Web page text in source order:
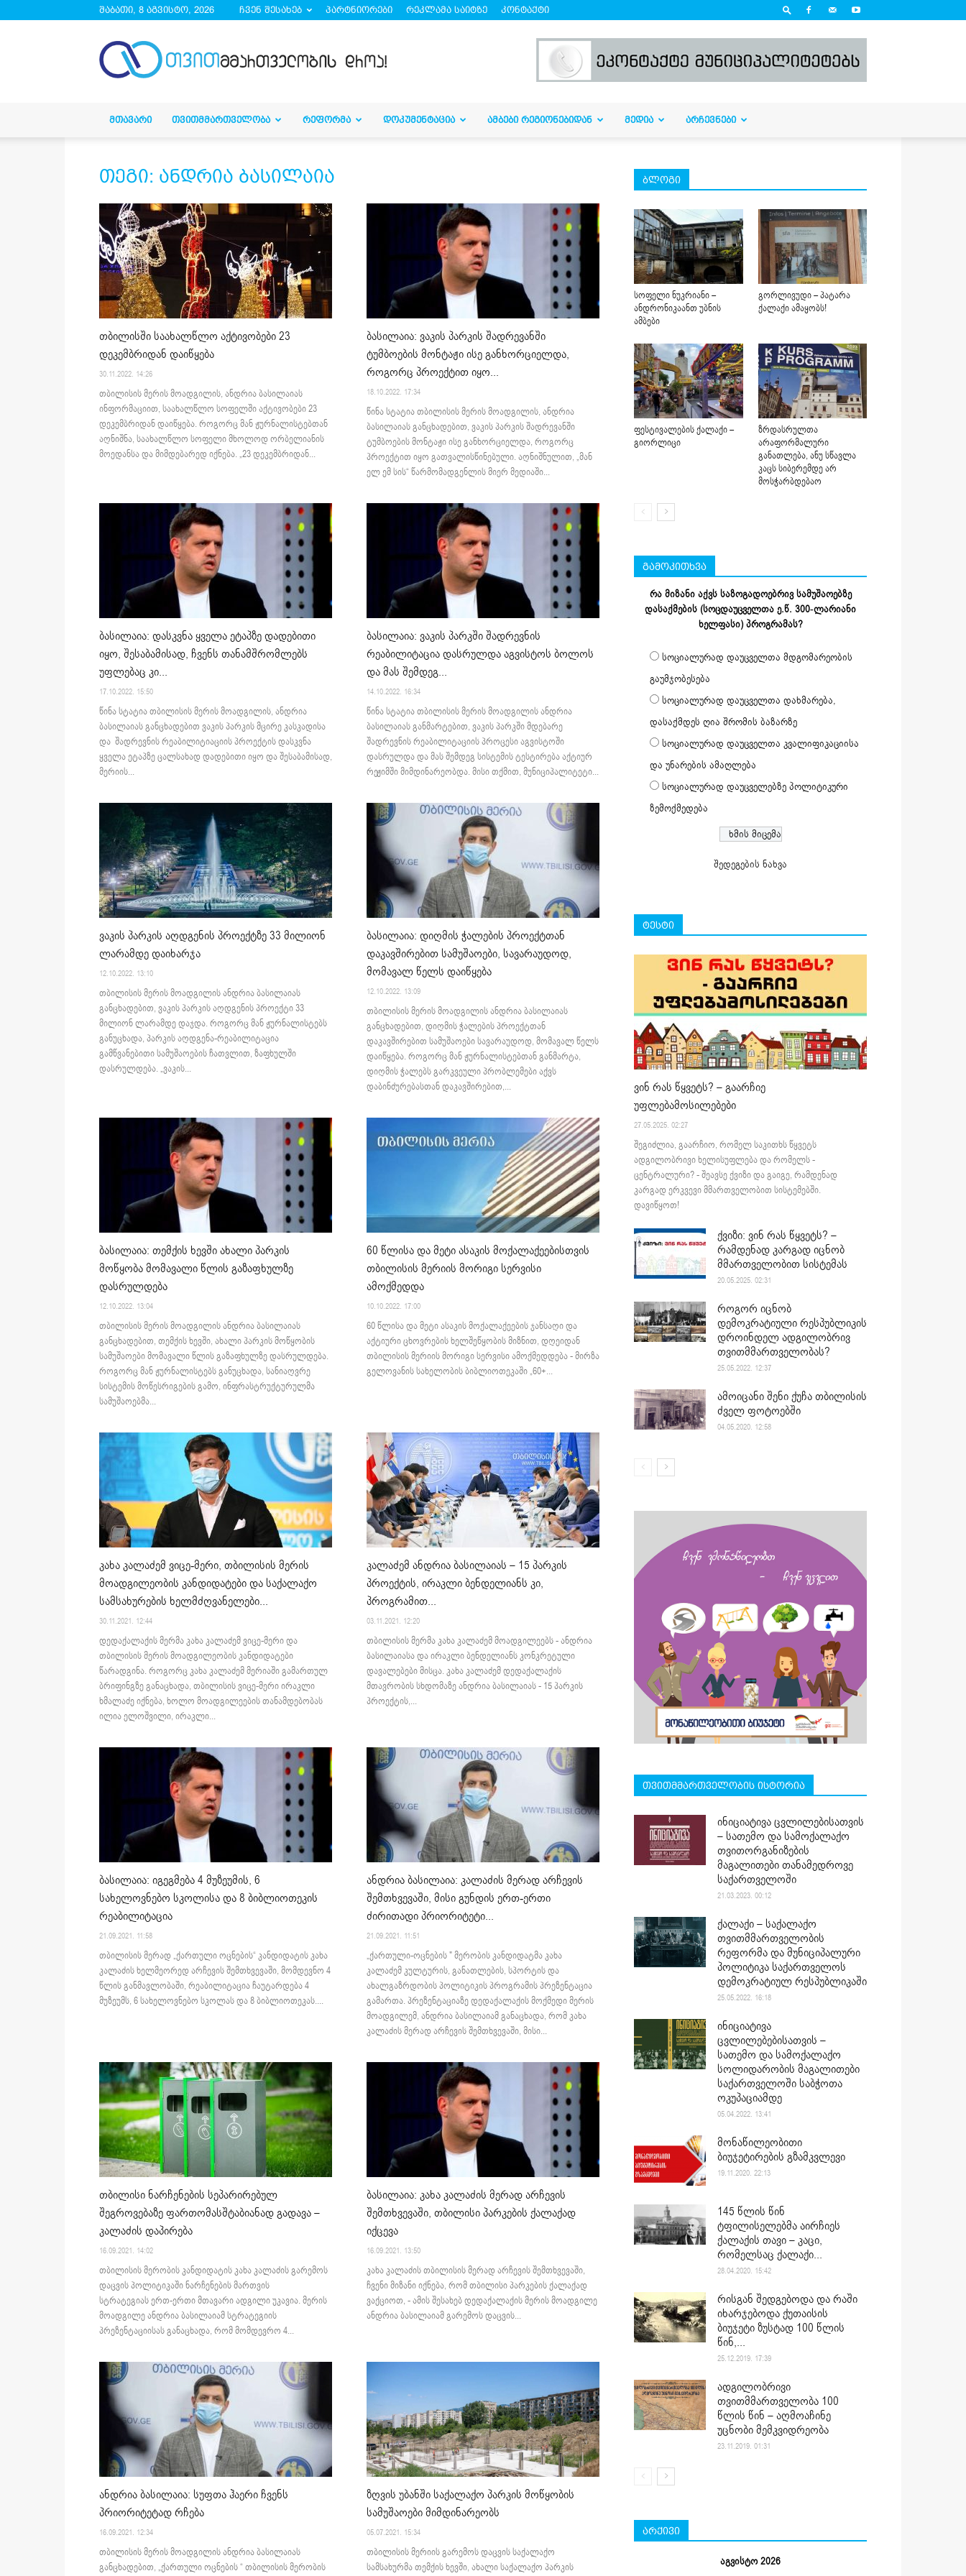
შაბათი, 8 აგვისტო, 2026 ჩვენ შესახებ პარტნიორები რეკლამა საიტზე კონტაქტი
ᲛᲗᲐᲕᲐᲠᲘ ᲗᲕᲘᲗᲛᲛᲐᲠᲗᲕᲔᲚᲝᲑᲐ ᲠᲔᲤᲝᲠᲛᲐ ᲓᲝᲙᲣᲛᲔᲜᲢᲐᲪᲘᲐ ᲐᲛᲑᲔᲑᲘ ᲠᲔᲒᲘᲝᲜᲔᲑᲘᲓᲐᲜ ᲛᲔᲓᲘᲐ ᲐᲠᲩᲔᲕᲜᲔᲑᲘ
თეგი: ანდრია ბასილაია
თბილისში საახალწლო აქტივობები 23
დეკემბრიდან დაიწყება
30.11.2022. 14:26
თბილისის მერის მოადგილის, ანდრია ბასილაიას
ინფორმაციით, საახალწლო სოფელში აქტივობები 23
დეკემბრიდან დაიწყება. როგორც მან ჟურნალისტებთან
აღნიშნა, საახალწლო სოფელი მხოლოდ ორბელიანის
მოედანსა და მიმდებარედ იქნება. „23 დეკემბრიდან...
ბასილაია: ვაკის პარკის შადრევანში
ტუმბოების მონტაჟი ისე განხორციელდა,
როგორც პროექტით იყო...
18.10.2022. 17:34
წინა სტატია თბილისის მერის მოადგილის, ანდრია
ბასილაიას განცხადებით, ვაკის პარკის შადრევანში
ტუმბოების მონტაჟი ისე განხორციელდა, როგორც
პროექტით იყო გათვალისწინებული. აღნიშნულით, „მან
ელ ემ სის“ წარმომადგენლის მიერ მედიაში...
ბასილაია: დასკვნა ყველა ეტაპზე დადებითი
იყო, შესაბამისად, ჩვენს თანამშრომლებს
უფლებაც კი...
17.10.2022. 15:50
წინა სტატია თბილისის მერის მოადგილის, ანდრია
ბასილაიას განცხადებით ვაკის პარკის მცირე კასკადისა
და შადრევნის რეაბილიტიაციის პროექტის დასკვნა
ყველა ეტაპზე ცალსახად დადებითი იყო და შესაბამისად,
მერიის...
ბასილაია: ვაკის პარკში შადრევნის
რეაბილიტაცია დასრულდა აგვისტოს ბოლოს
და მას შემდეგ...
14.10.2022. 16:34
წინა სტატია თბილისის მერის მოადგილის ანდრია
ბასილაიას განმარტებით, ვაკის პარკში მდებარე
შადრევნის რეაბილიტაციის პროცესი აგვისტოში
დასრულდა და მას შემდეგ სისტემის ტესტირება აქტიურ
რეჟიმში მიმდინარეობდა. მისი თქმით, მუნიციპალიტეტი...
ვაკის პარკის აღდგენის პროექტზე 33 მილიონ
ლარამდე დაიხარჯა
12.10.2022. 13:10
თბილისის მერის მოადგილის ანდრია ბასილაიას
განცხადებით, ვაკის პარკის აღდგენის პროექტი 33
მილიონ ლარამდე დაჯდა. როგორც მან ჟურნალისტებს
განუცხადა, პარკის აღდგენა-რეაბილიტაცია
გამწვანებითი სამუშაოების ჩათვლით, ზაფხულში
დასრულდება. „ვაკის...
ბასილაია: დიღმის ჭალების პროექტთან
დაკავშირებით სამუშაოები, სავარაუდოდ,
მომავალ წელს დაიწყება
12.10.2022. 13:09
თბილისის მერის მოადგილის ანდრია ბასილაიას
განცხადებით, დიღმის ჭალების პროექტთან
დაკავშირებით სამუშაოები სავარაუდოდ, მომავალ წელს
დაიწყება. როგორც მან ჟურნალისტებთან განმარტა,
დიღმის ჭალებს გარკვეული პრობლემები აქვს
დაბინძურებასთან დაკავშირებით,...
ბასილაია: თემქის ხევში ახალი პარკის
მოწყობა მომავალი წლის გაზაფხულზე
დასრულდება
12.10.2022. 13:04
თბილისის მერის მოადგილის ანდრია ბასილაიას
განცხადებით, თემქის ხევში, ახალი პარკის მოწყობის
სამუშაოები მომავალი წლის გაზაფხულზე დასრულდება.
როგორც მან ჟურნალისტებს განუცხადა, სანიაღვრე
სისტემის მოწესრიგების გამო, ინფრასტრუქტურულმა
სამუშაოებმა...
60 წლისა და მეტი ასაკის მოქალაქეებისთვის
თბილისის მერიის მორიგი სერვისი
ამოქმედდა
10.10.2022. 17:00
60 წლისა და მეტი ასაკის მოქალაქეების ჯანსაღი და
აქტიური ცხოვრების ხელშეწყობის მიზნით, დღეიდან
თბილისის მერიის მორიგი სერვისი ამოქმედდება - მირზა
გელოვანის სახელობის ბიბლიოთეკაში „60+...
კახა კალაძემ ვიცე-მერი, თბილისის მერის
მოადგილეობის კანდიდატები და საქალაქო
სამსახურების ხელმძღვანელები...
30.11.2021. 12:44
დედაქალაქის მერმა კახა კალაძემ ვიცე-მერი და
თბილისის მერის მოადგილეობის კანდიდატები
წარადგინა. როგორც კახა კალაძემ მერიაში გამართულ
ბრიფინგზე განაცხადა, თბილისის ვიცე-მერი ირაკლი
ხმალაძე იქნება, ხოლო მოადგილეების თანამდებობას
ილია ელოშვილი, ირაკლი...
კალაძემ ანდრია ბასილაიას – 15 პარკის
პროექტის, ირაკლი ბენდელიანს კი,
პროგრამით...
03.11.2021. 12:20
თბილისის მერმა კახა კალაძემ მოადგილეებს - ანდრია
ბასილაიასა და ირაკლი ბენდელიანს კონკრეტული
დავალებები მისცა. კახა კალაძემ დედაქალაქის
მთავრობის სხდომაზე ანდრია ბასილაიას - 15 პარკის
პროექტის,...
ბასილაია: იგეგმება 4 მუზეუმის, 6
სახელოვნებო სკოლისა და 8 ბიბლიოთეკის
რეაბილიტაცია
21.09.2021. 11:58
თბილისის მერად „ქართული ოცნების“ კანდიდატის კახა
კალაძის ხელმეორედ არჩევის შემთხვევაში, მომდევნო 4
წლის განმავლობაში, რეაბილიტაცია ჩაუტარდება 4
მუზეუმს, 6 სახელოვნებო სკოლას და 8 ბიბლიოთეკას....
ანდრია ბასილაია: კალაძის მერად არჩევის
შემთხვევაში, მისი გუნდის ერთ-ერთი
ძირითადი პრიორიტეტი...
21.09.2021. 11:51
„ქართული-ოცნების " მერობის კანდიდატმა კახა
კალაძემ კულტურის, განათლების, სპორტის და
ახალგაზრდობის პოლიტიკის პროგრამის პრეზენტაცია
გამართა. პრეზენტაციაზე დედაქალაქის მოქმედი მერის
მოადგილემ, ანდრია ბასილაიამ განაცხადა, რომ კახა
კალაძის მერად არჩევის შემთხვევაში, მისი...
თბილისი ნარჩენების სეპარირებულ
შეგროვებაზე ფართომასშტაბიანად გადავა –
კალაძის დაპირება
16.09.2021. 14:02
თბილისის მერობის კანდიდატის კახა კალაძის გარემოს
დაცვის პოლიტიკაში ნარჩენების მართვის
სტრატეგიას ერთ-ერთი მთავარი ადგილი უკავია. მერის
მოადგილე ანდრია ბასილაიამ სტრატეგიის
პრეზენტაციისას განაცხადა, რომ მომდევრო 4...
ბასილაია: კახა კალაძის მერად არჩევის
შემთხვევაში, თბილისი პარკების ქალაქად
იქცევა
16.09.2021. 13:50
კახა კალაძის თბილისის მერად არჩევის შემთხვევაში,
ჩვენი მიზანი იქნება, რომ თბილისი პარკების ქალაქად
ვაქციოთ, - ამის შესახებ დედაქალაქის მერის მოადგილე
ანდრია ბასილაიამ გარემოს დაცვის...
ანდრია ბასილაია: სუფთა ჰაერი ჩვენს
პრიორიტეტად რჩება
16.09.2021. 12:34
თბილისის მერის მოადგილის ანდრია ბასილაიას
განცხადებით, „ქართული ოცნების “ თბილისის მერობის
ზღვის უბანში საქალაქო პარკის მოწყობის
სამუშაოები მიმდინარეობს
05.07.2021. 15:34
თბილისის მერიის გარემოს დაცვის საქალაქო
სამსახურმა თემქის ხევში, ახალი საქალაქო პარკის
ბლოგი
სოფელი ნუკრიანი –
ანდრონიკაანთ უბნის
ამბები
გორლივუდი – პატარა
ქალაქი ამაყობს!
ფესტივალების ქალაქი –
გიორლიცი
ზრდასრულთა
არაფორმალური
განათლება, ანუ სწავლა
კაცს სიბერემდე არ
მოსჭარბდებაო
გამოკითხვა
რა მიზანი აქვს საზოგადოებრივ სამუშაოებზე
დასაქმების (სოცდაუცველთა ე.წ. 300-ლარიანი
ხელფასი) პროგრამას?
სოციალურად დაუცველთა მდგომარეობის
გაუმჯობესება
სოციალურად დაუცველთა დახმარება,
დასაქმდეს ღია შრომის ბაზარზე
სოციალურად დაუცველთა კვალიფიკაციისა
და უნარების ამაღლება
სოციალურად დაუცველებზე პოლიტიკური
ზემოქმედება
შედეგების ნახვა
ტესტი
ვინ რას წყვეტს? – გაარჩიე
უფლებამოსილებები
27.05.2025. 02:27
შეგიძლია, გაარჩიო, რომელ საკითხს წყვეტს
ადგილობრივი ხელისუფლება და რომელს -
ცენტრალური? - შეავსე ქვიზი და გაიგე, რამდენად
კარგად ერკვევი მმართველობით სისტემებში.
დავიწყოთ!
ქვიზი: ვინ რას წყვეტს? –
რამდენად კარგად იცნობ
მმართველობით სისტემას
20.05.2025. 02:31
როგორ იცნობ
დემოკრატიული რესპუბლიკის
დროინდელ ადგილობრივ
თვითმმართველობას?
25.05.2022. 12:37
ამოიცანი შენი ქუჩა თბილისის
ძველ ფოტოებში
04.05.2020. 12:58
თვითმმართველობის ისტორია
ინიციატივა ცვლილებისათვის
– სათემო და სამოქალაქო
თვითორგანიზების
მაგალითები თანამედროვე
საქართველოში
21.03.2023. 00:12
ქალაქი – საქალაქო
თვითმმართველობის
რეფორმა და მუნიციპალური
პოლიტიკა საქართველოს
დემოკრატიულ რესპუბლიკაში
25.05.2022. 16:18
ინიციატივა
ცვლილებებისათვის –
სათემო და სამოქალაქო
სოლიდარობის მაგალითები
საქართველოში საბჭოთა
ოკუპაციამდე
05.04.2022. 13:41
მონაწილეობითი
ბიუჯეტირების გზამკვლევი
19.11.2020. 22:13
145 წლის წინ
ტფილისელებმა აირჩიეს
ქალაქის თავი – კაცი,
რომელსაც ქალაქი...
28.04.2020. 15:42
რისგან შედგებოდა და რაში
იხარჯებოდა ქუთაისის
ბიუჯეტი ზუსტად 100 წლის
წინ,...
25.12.2019. 17:39
ადგილობრივი
თვითმმართველობა 100
წლის წინ – აღმოაჩინე
უცნობი მემკვიდრეობა
23.11.2019. 01:31
არქივი
აგვისტო 2026